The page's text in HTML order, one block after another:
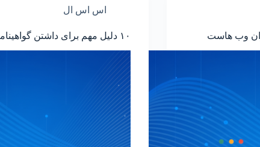
اس اس ال
۱۰ دلیل مهم برای داشتن گواهینامه SSL